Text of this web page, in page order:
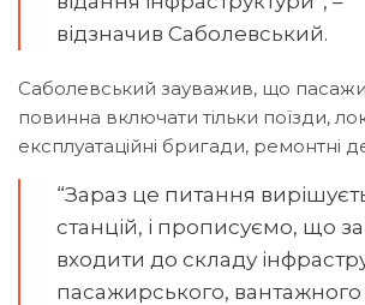
відзначив Саболевський.
Саболевський зауважив, що
повинна включати тільки поїзди,
експлуатаційні бригади, ремонтні
“Зараз це питання
станцій, і прописуємо, що за
входити до складу
пасажирського, вантажного